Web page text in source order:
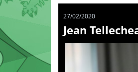
27/02/2020
Jean